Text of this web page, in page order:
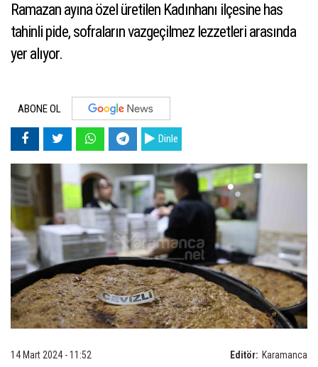
Ramazan ayına özel üretilen Kadınhanı ilçesine has
tahinli pide, sofraların vazgeçilmez lezzetleri arasında
yer alıyor.
ABONE OL
Dinle
Editör: Karamanca
14 Mart 2024 - 11:52